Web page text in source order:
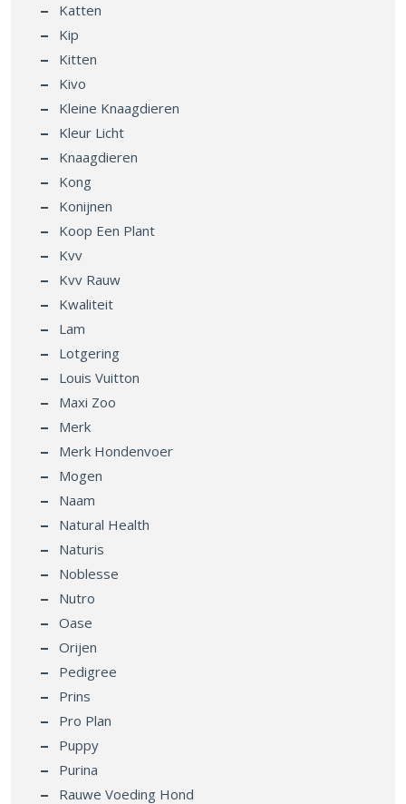
Katten
Kip
Kitten
Kivo
Kleine Knaagdieren
Kleur Licht
Knaagdieren
Kong
Konijnen
Koop Een Plant
Kvv
Kvv Rauw
Kwaliteit
Lam
Lotgering
Louis Vuitton
Maxi Zoo
Merk
Merk Hondenvoer
Mogen
Naam
Natural Health
Naturis
Noblesse
Nutro
Oase
Orijen
Pedigree
Prins
Pro Plan
Puppy
Purina
Rauwe Voeding Hond